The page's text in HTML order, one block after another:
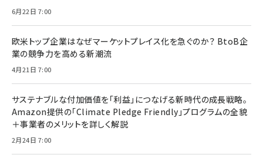
6月22日 7:00
欧米トップ企業はなぜマーケットプレイス化を急ぐのか？ BtoB企
業の競争力を高める新潮流
4月21日 7:00
サステナブルな付加価値を「利益」につなげる新時代の成長戦略。
Amazon提供の「Climate Pledge Friendly」プログラムの全貌
＋事業者のメリットを詳しく解説
2月24日 7:00